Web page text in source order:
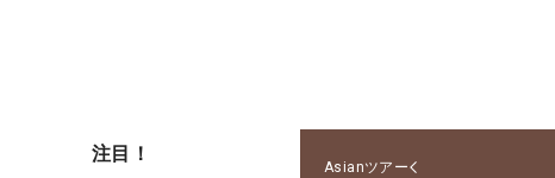
注目！
Asianツアー